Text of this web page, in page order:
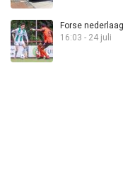
Forse
16:03 - 24 juli